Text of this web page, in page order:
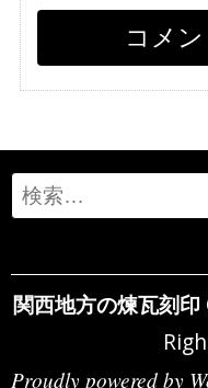
Search
for:
関西地方の煉瓦刻印
Proudly powered by